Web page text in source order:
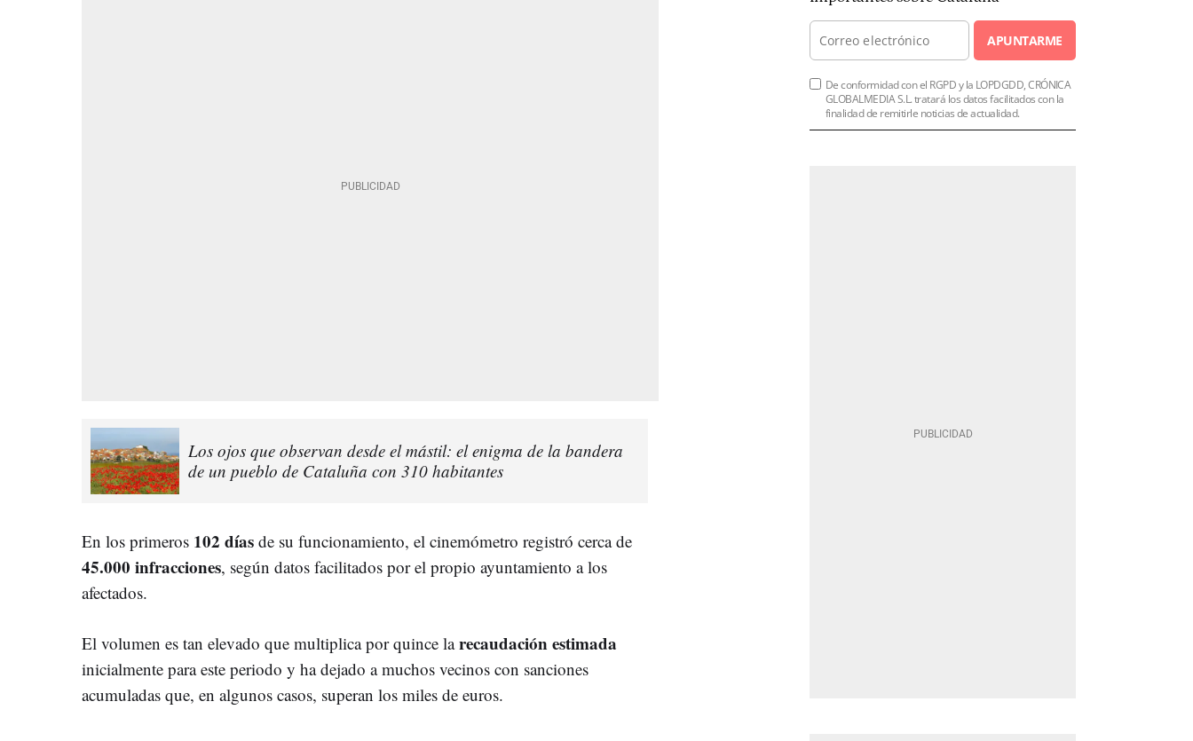
Los ojos que observan desde el mástil: el enigma de la bandera
de un pueblo de Cataluña con 310 habitantes
En los primeros 102 días de su funcionamiento, el cinemómetro registró cerca de
45.000 infracciones, según datos facilitados por el propio ayuntamiento a los
afectados.
El volumen es tan elevado que multiplica por quince larecaudación estimada
inicialmente para este periodo y ha dejado a muchos vecinos con sanciones
acumuladas que, en algunos casos, superan los miles de euros.
APUNTARME
De conformidad con el RGPD y la LOPDGDD, CRÓNICA
GLOBALMEDIA S.L. tratará los datos facilitados con la
finalidad de remitirle noticias de actualidad.